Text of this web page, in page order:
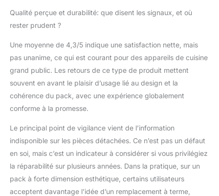
Qualité perçue et durabilité: que disent les signaux, et où
rester prudent ?
Une moyenne de 4,3/5 indique une satisfaction nette, mais
pas unanime, ce qui est courant pour des appareils de cuisine
grand public. Les retours de ce type de produit mettent
souvent en avant le plaisir d’usage lié au design et la
cohérence du pack, avec une expérience globalement
conforme à la promesse.
Le principal point de vigilance vient de l’information
indisponible sur les pièces détachées. Ce n’est pas un défaut
en soi, mais c’est un indicateur à considérer si vous privilégiez
la réparabilité sur plusieurs années. Dans la pratique, sur un
pack à forte dimension esthétique, certains utilisateurs
acceptent davantage l’idée d’un remplacement à terme,